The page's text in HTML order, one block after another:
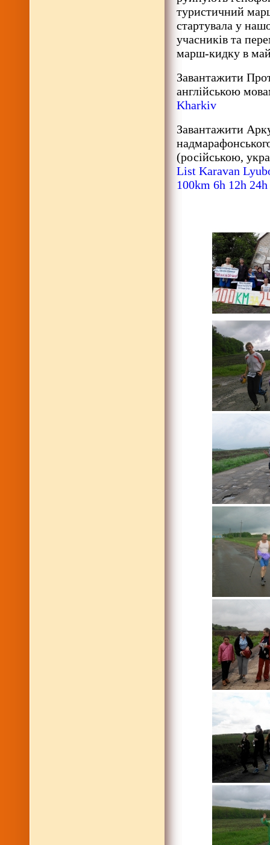
туристичний
стартувала у
учасників та
марш-кидку в
Завантажити
англійською
Kharkiv
Завантажити
(російською,
List Karavan
100km 6h 12h